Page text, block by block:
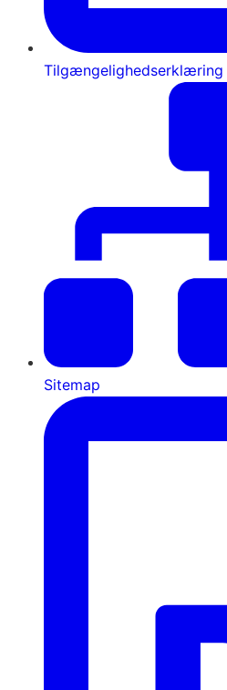
Tilgængelighedserklæring
Sitemap